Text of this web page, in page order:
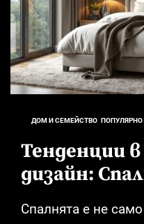
ДОМ И СЕМЕЙСТВО ПОПУЛЯРНО
Тенденции
дизайн:
Спалнята е не